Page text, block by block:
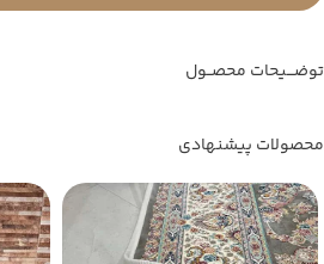
توضـــیحات محصــول
محصولات پیشنهادی